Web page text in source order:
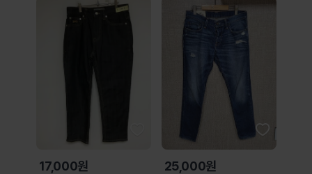
17,000원 25,000원